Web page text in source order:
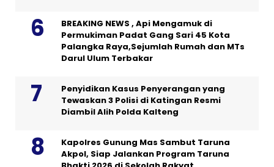
BREAKING NEWS , Api Mengamuk di
Permukiman Padat Gang Sari 45 Kota
Palangka Raya,Sejumlah Rumah dan MTs
Darul Ulum Terbakar
Penyidikan Kasus Penyerangan yang
Tewaskan 3 Polisi di Katingan Resmi
Diambil Alih Polda Kalteng
Kapolres Gunung Mas Sambut Taruna
Akpol, Siap Jalankan Program Taruna